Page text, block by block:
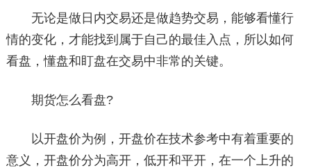
无论是做日内交易还是做趋势交易，能够看懂行
情的变化，才能找到属于自己的最佳入点，所以如何
看盘，懂盘和盯盘在交易中非常的关键。
期货怎么看盘?
以开盘价为例，开盘价在技术参考中有着重要的
意义，开盘价分为高开，低开和平开，在一个上升的